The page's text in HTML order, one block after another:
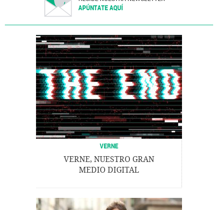
Administración autonómica
Administración pública
APÚNTATE AQUÍ
VERNE
VERNE, NUESTRO GRAN
MEDIO DIGITAL